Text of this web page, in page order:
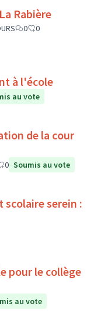
Rabière
0
0
à l'école
au vote
de la cour
0 Soumis au vote
serein :
pour le collège
au vote